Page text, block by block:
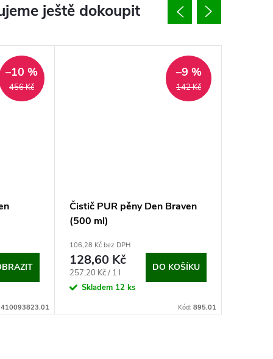
ještě dokoupit
456 Kč
–10 %
410093823.01
142 Kč
–9 %
Čistič PUR pěny Den Braven
(500 ml)
106,28 Kč bez DPH
128,60 Kč
Měrná
cena:
257,20 Kč / 1 l
Skladem 12 ks
DO KOŠÍKU
Kód: 895.01